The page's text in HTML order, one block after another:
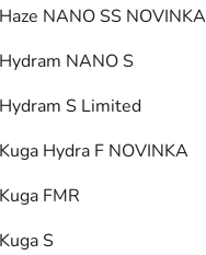
Haze NANO SS NOVINKA
Hydram NANO S
Hydram S Limited
Kuga Hydra F NOVINKA
Kuga FMR
Kuga S